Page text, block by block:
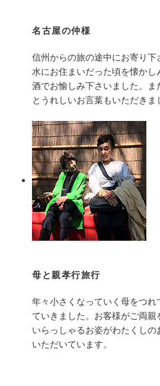
名古屋の仲様
信州からの旅の途中にお寄り
水にお住まいだった頃を懐か
酒でお愉しみ下さいました。ま
とうれしいお言葉もいただきま
母と親孝行旅行
年々小さくなっていく母をつ
ていきました。お客様がご両親
いらっしゃるお姿がわたくしの
いただいています。